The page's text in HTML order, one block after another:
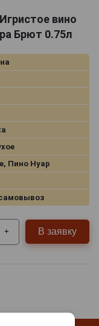
вино
Брют 0.75л
Пино Нуар
+ В заявку